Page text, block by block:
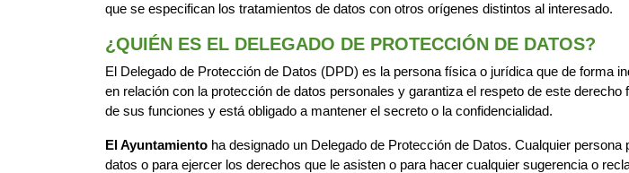
que se especifican los tratamientos de datos con otros orígenes distintos al interesado.
¿QUIÉN ES EL DELEGADO DE PROTECCIÓN DE DATOS?
El Delegado de Protección de Datos (DPD) es la persona física o jurídica que de forma
en relación con la protección de datos personales y garantiza el respeto de este
de sus funciones y está obligado a mantener el secreto o la confidencialidad.
El Ayuntamiento ha designado un Delegado de Protección de Datos. Cualquier
datos o para ejercer los derechos que le asisten o para hacer cualquier sugerencia o